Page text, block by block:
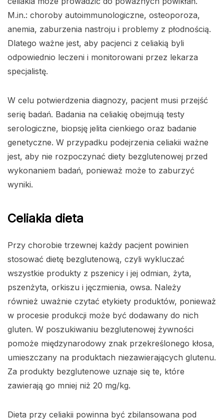
M.in.: choroby autoimmunologiczne, osteoporoza,
anemia, zaburzenia nastroju i problemy z płodnością.
Dlatego ważne jest, aby pacjenci z celiakią byli
odpowiednio leczeni i monitorowani przez lekarza
specjalistę.
W celu potwierdzenia diagnozy, pacjent musi przejść
serię badań. Badania na celiakię obejmują testy
serologiczne, biopsję jelita cienkiego oraz badanie
genetyczne. W przypadku podejrzenia celiakii ważne
jest, aby nie rozpoczynać diety bezglutenowej przed
wykonaniem badań, ponieważ może to zaburzyć
wyniki.
Celiakia dieta
Przy chorobie trzewnej każdy pacjent powinien
stosować dietę bezglutenową, czyli wykluczać
wszystkie produkty z pszenicy i jej odmian, żyta,
pszenżyta, orkiszu i jęczmienia, owsa. Należy
również uważnie czytać etykiety produktów, ponieważ
w procesie produkcji może być dodawany do nich
gluten. W poszukiwaniu bezglutenowej żywności
pomoże międzynarodowy znak przekreślonego kłosa,
umieszczany na produktach niezawierających glutenu.
Za produkty bezglutenowe uznaje się te, które
zawierają go mniej niż 20 mg/kg.
Dieta przy celiakii powinna być zbilansowana pod